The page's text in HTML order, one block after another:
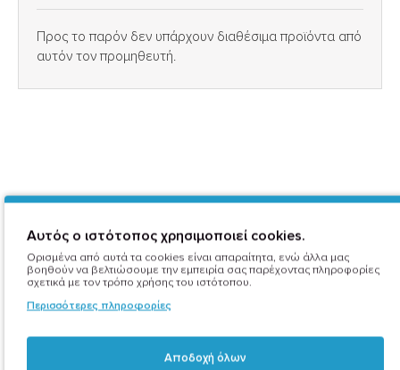
Προς το παρόν δεν υπάρχουν διαθέσιμα προϊόντα από
αυτόν τον προμηθευτή.
Αυτός ο ιστότοπος χρησιμοποιεί cookies.
Ορισμένα από αυτά τα cookies είναι απαραίτητα, ενώ άλλα μας
βοηθούν να βελτιώσουμε την εμπειρία σας παρέχοντας πληροφορίες
σχετικά με τον τρόπο χρήσης του ιστότοπου.
Περισσότερες πληροφορίες
Αποδοχή όλων